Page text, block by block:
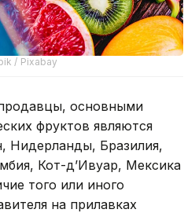
/ Pixabay
основными
фруктов являются
Нидерланды, Бразилия,
Кот-д’Ивуар, Мексика
того или иного
на прилавках